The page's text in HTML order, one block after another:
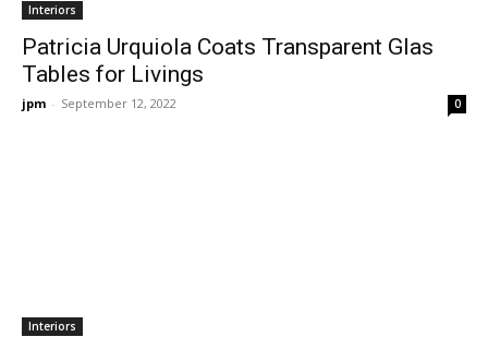
Interiors
Patricia Urquiola Coats Transparent Glas
Tables for Livings
jpm - September 12, 2022 0
Interiors